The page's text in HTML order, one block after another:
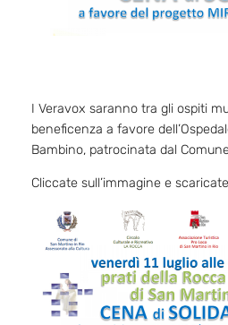
I Veravox saranno tra gli ospiti
beneficenza a favore
Bambino, patrocinata dal
Cliccate sull’immagine e